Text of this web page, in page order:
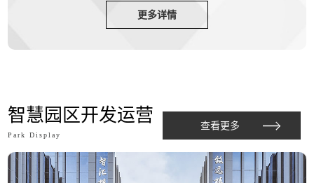
更多详情
智慧园区开发运营
Park Display
查看更多